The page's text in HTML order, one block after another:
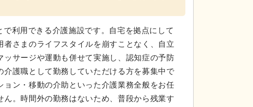
利用できる介護施設です。自宅を拠点にして
さまのライフスタイルを崩すことなく、自立
サージや運動も併せて実施し、認知症の予防
護職として勤務していただける方を募集中で
ン・移動の介助といった介護業務全般をお任
。時間外の勤務はないため、普段から残業す